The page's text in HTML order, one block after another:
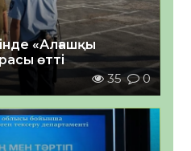
«Алғашқы
өтті
35 0